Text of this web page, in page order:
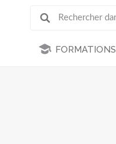
FORMATIONS